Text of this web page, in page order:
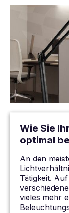
Wie Sie
optimal
An den
Tätigkeit.
vieles mehr